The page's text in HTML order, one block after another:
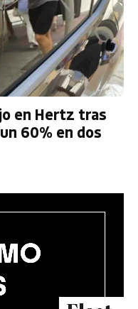
en Hertz tras
60% en dos